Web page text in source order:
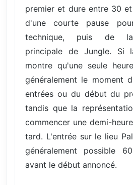
premier et dure entre 30
d'une courte pause
technique, puis de la
principale de Jungle. Si
montre qu'une seule
généralement le moment
entrées ou du début du
tandis que la
commencer une demi-
tard. L'entrée sur le lieu
généralement possible
avant le début annoncé.